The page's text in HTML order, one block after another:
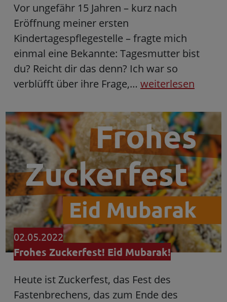
Vor ungefähr 15 Jahren – kurz nach
Eröffnung meiner ersten
Kindertagespflegestelle – fragte mich
einmal eine Bekannte: Tagesmutter bist
du? Reicht dir das denn? Ich war so
verblüfft über ihre Frage,… weiterlesen
02.05.2022
Frohes Zuckerfest! Eid Mubarak!
Heute ist Zuckerfest, das Fest des
Fastenbrechens, das zum Ende des